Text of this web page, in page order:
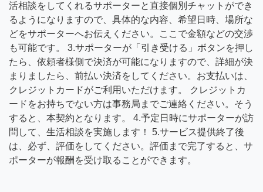
活相談をしてくれるサポーターと直接個別チャットができ
るようになりますので、具体的な内容、希望日時、場所な
どをサポーターへお伝えください。ここで金額などの交渉
も可能です。 3.サポーターが「引き受ける」ボタンを押し
たら、依頼者様側で決済が可能になりますので、詳細が決
まりましたら、前払い決済をしてください。お支払いは、
クレジットカードがご利用いただけます。 クレジットカ
ードをお持ちでない方は事務局までご連絡ください。そう
すると、本契約となります。 4.予定日時にサポーターが訪
問して、生活相談を実施します！ 5.サービス提供終了後
は、必ず、評価をしてください。評価まで完了すると、サ
ポーターが報酬を受け取ることができます。